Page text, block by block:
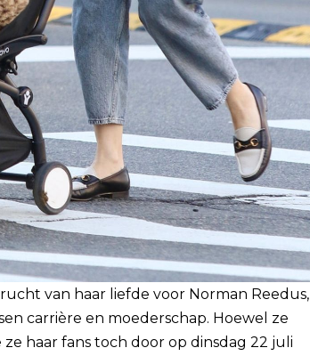
van haar liefde voor Norman Reedus,
carrière en moederschap. Hoewel ze
haar fans toch door op dinsdag 22 juli